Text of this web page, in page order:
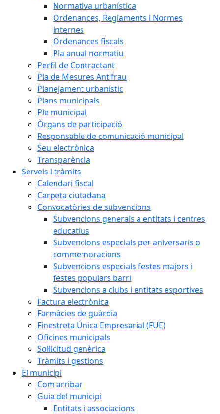
Normativa urbanística
Ordenances, Reglaments i Normes
internes
Ordenances fiscals
Pla anual normatiu
Perfil de Contractant
Pla de Mesures Antifrau
Planejament urbanístic
Plans municipals
Ple municipal
Òrgans de participació
Responsable de comunicació municipal
Seu electrònica
Transparència
Serveis i tràmits
Calendari fiscal
Carpeta ciutadana
Convocatòries de subvencions
Subvencions generals a entitats i centres
educatius
Subvencions especials per aniversaris o
commemoracions
Subvencions especials festes majors i
festes populars barri
Subvencions a clubs i entitats esportives
Factura electrònica
Farmàcies de guàrdia
Finestreta Única Empresarial (FUE)
Oficines municipals
Sol·licitud genèrica
Tràmits i gestions
El municipi
Com arribar
Guia del municipi
Entitats i associacions